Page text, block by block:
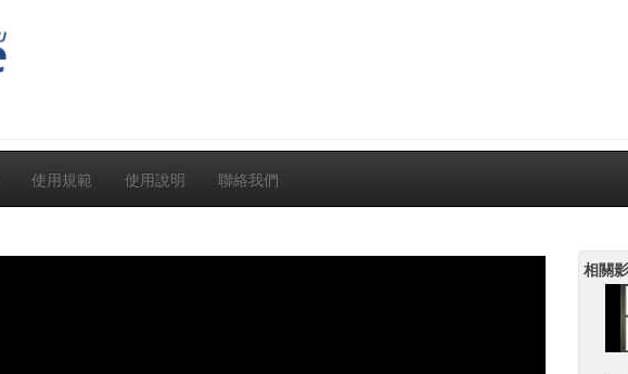
使用規範 使用說明 聯絡我們
相關